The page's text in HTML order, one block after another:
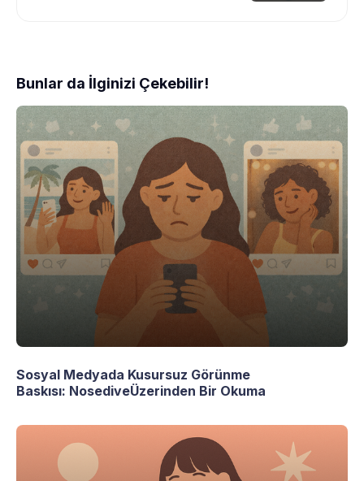
Bunlar da İlginizi Çekebilir!
Sosyal Medyada Kusursuz Görünme
Baskısı: NosediveÜzerinden Bir Okuma